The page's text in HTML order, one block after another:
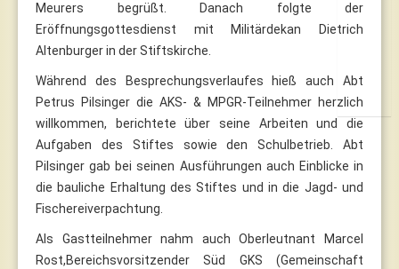
Meurers begrüßt. Danach folgte der
Eröffnungsgottesdienst mit Militärdekan Dietrich
Altenburger in der Stiftskirche.
Während des Besprechungsverlaufes hieß auch Abt
Petrus Pilsinger die AKS- & MPGR-Teilnehmer herzlich
willkommen, berichtete über seine Arbeiten und die
Aufgaben des Stiftes sowie den Schulbetrieb. Abt
Pilsinger gab bei seinen Ausführungen auch Einblicke in
die bauliche Erhaltung des Stiftes und in die Jagd- und
Fischereiverpachtung.
Als Gastteilnehmer nahm auch Oberleutnant Marcel
Rost,Bereichsvorsitzender Süd GKS (Gemeinschaft